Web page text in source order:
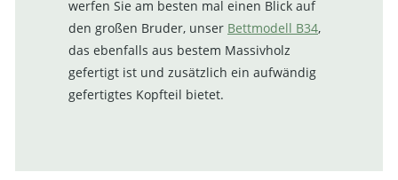
werfen Sie am besten mal einen Blick auf
den großen Bruder, unser Bettmodell B34,
das ebenfalls aus bestem Massivholz
gefertigt ist und zusätzlich ein aufwändig
gefertigtes Kopfteil bietet.